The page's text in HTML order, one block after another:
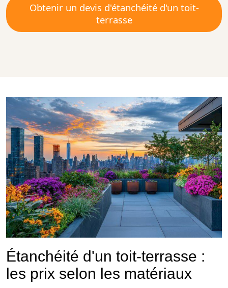
Obtenir un devis d'étanchéité d'un toit-
terrasse
Étanchéité d'un toit-terrasse :
les prix selon les matériaux